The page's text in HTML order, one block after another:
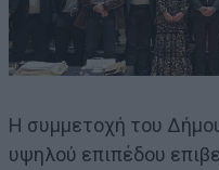
Η συμμετοχή του
υψηλού επιπέδου